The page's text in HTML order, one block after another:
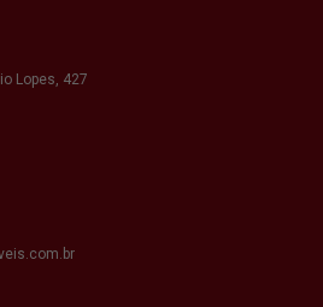
Lopes, 427